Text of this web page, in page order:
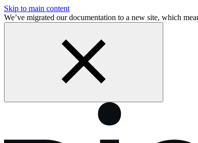
Skip to main content
We’ve migrated our documentation to a new site, which